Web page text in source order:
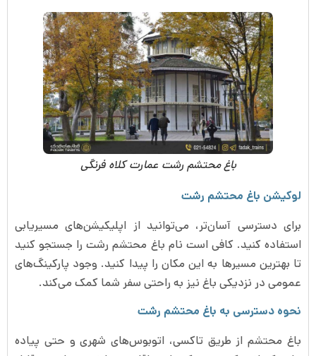
باغ محتشم رشت عمارت کلاه فرنگی
لوکیشن باغ محتشم رشت
برای دسترسی آسان‌تر، می‌توانید از اپلیکیشن‌های مسیریابی
استفاده کنید. کافی است نام باغ محتشم رشت را جستجو کنید
تا بهترین مسیرها به این مکان را پیدا کنید. وجود پارکینگ‌های
عمومی در نزدیکی باغ نیز به راحتی سفر شما کمک می‌کند.
نحوه دسترسی به باغ محتشم رشت
باغ محتشم از طریق تاکسی، اتوبوس‌های شهری و حتی پیاده